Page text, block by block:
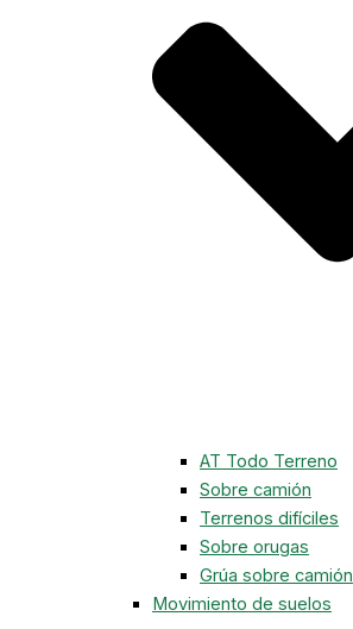
AT Todo Terreno
Sobre camión
Terrenos difíciles
Sobre orugas
Grúa sobre camión
Movimiento de suelos